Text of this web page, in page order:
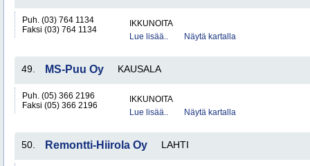
Puh. (03) 764 1134
Faksi (03) 764 1134
IKKUNOITA
Lue lisää..
Näytä kartalla
49. MS-Puu Oy KAUSALA
Puh. (05) 366 2196
Faksi (05) 366 2196
IKKUNOITA
Lue lisää..
Näytä kartalla
50. Remontti-Hiirola Oy LAHTI